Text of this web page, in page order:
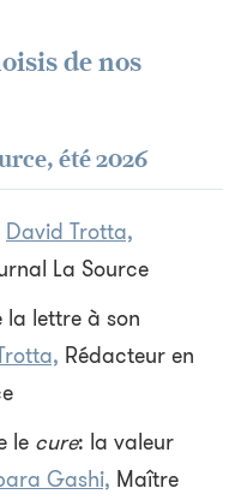
de nos
été 2026
David Trotta,
La Source
la lettre à son
Rédacteur en
le cure: la valeur
Gashi, Maître